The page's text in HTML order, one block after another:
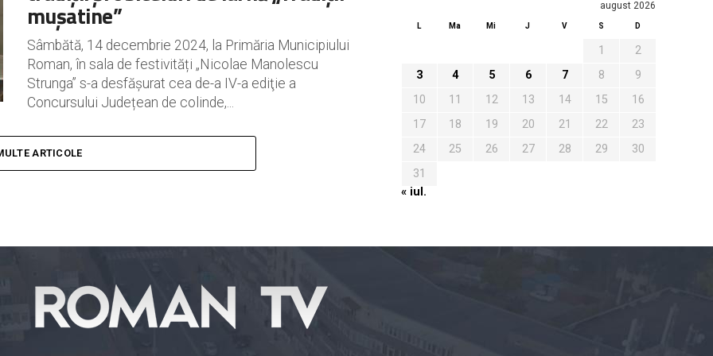
mușatine”
Sâmbătă, 14 decembrie 2024, la Primăria Municipiului
Roman, în sala de festivități „Nicolae Manolescu
Strunga” s-a desfășurat cea de-a IV-a ediţie a
Concursului Județean de colinde,...
ARTICOLE
august 2026
L Ma Mi J V S D
1
2
3
4 5 6 7 8
9
10
11 12 13 14 15
16
17
18 19 20 21 22
23
24
25 26 27 28 29
30
31
« iul.